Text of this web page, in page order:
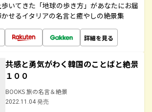
いてきた「地球の歩き方」があなたにお届
せるイタリアの名言と癒やしの絶景集
詳細を見る
共感と勇気がわく韓国のことばと絶景
１００
BOOKS 旅の名言＆絶景
2022.11.04 発売